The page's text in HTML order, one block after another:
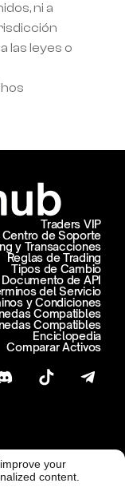
ni a
las leyes o
Centro de Soporte
y Transacciones
Traders VIP
Reglas de Trading
Tipos de Cambio
Documento de API
del Servicio
y Condiciones
Compatibles
Compatibles
Enciclopedia
Comparar Activos
Freedx 2026
your
content.